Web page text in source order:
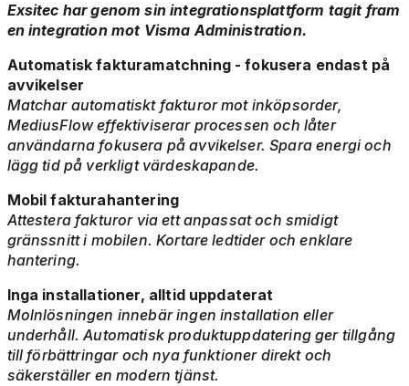
Exsitec har genom sin integrationsplattform tagit fram
en integration mot Visma Administration.
Automatisk fakturamatchning - fokusera endast på
avvikelser
Matchar automatiskt fakturor mot inköpsorder,
MediusFlow effektiviserar processen och låter
användarna fokusera på avvikelser. Spara energi och
lägg tid på verkligt värdeskapande.
Mobil fakturahantering
Attestera fakturor via ett anpassat och smidigt
gränssnitt i mobilen. Kortare ledtider och enklare
hantering.
Inga installationer, alltid uppdaterat
Molnlösningen innebär ingen installation eller
underhåll. Automatisk produktuppdatering ger tillgång
till förbättringar och nya funktioner direkt och
säkerställer en modern tjänst.